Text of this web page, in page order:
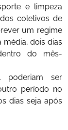
e limpeza
coletivos de
um regime
média, dois dias
do mês-
poderiam ser
período no
dias seja após